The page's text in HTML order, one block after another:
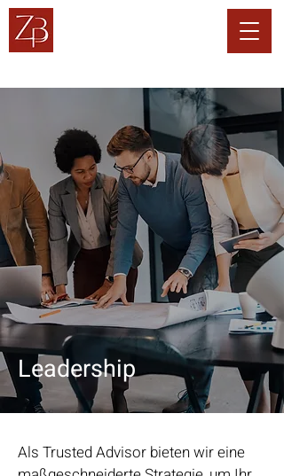
Leadership
Als Trusted Advisor bieten wir eine